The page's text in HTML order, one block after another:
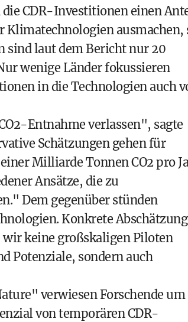
CDR-Investitionen einen
Klimatechnologien ausmachen,
sind laut dem Bericht nur 20
wenige Länder fokussieren
in die Technologien auch
Entnahme verlassen", sagte
Schätzungen gehen für
Milliarde Tonnen CO2 pro
Ansätze, die zu
Dem gegenüber stünden
Konkrete
keine großskaligen Piloten
Potenziale, sondern auch
verwiesen Forschende um
von temporären CDR-